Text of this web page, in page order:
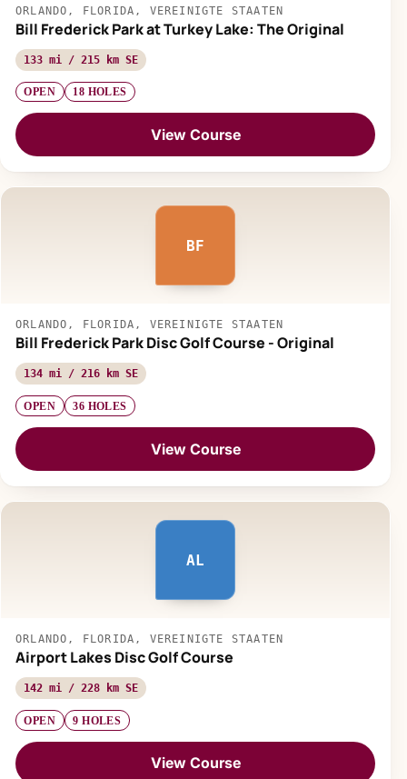
ORLANDO, FLORIDA, VEREINIGTE STAATEN
Bill Frederick Park at Turkey Lake: The Original
133 mi / 215 km SE
OPEN 18 HOLES
View Course
BF
ORLANDO, FLORIDA, VEREINIGTE STAATEN
Bill Frederick Park Disc Golf Course - Original
134 mi / 216 km SE
OPEN 36 HOLES
View Course
AL
ORLANDO, FLORIDA, VEREINIGTE STAATEN
Airport Lakes Disc Golf Course
142 mi / 228 km SE
OPEN 9 HOLES
View Course